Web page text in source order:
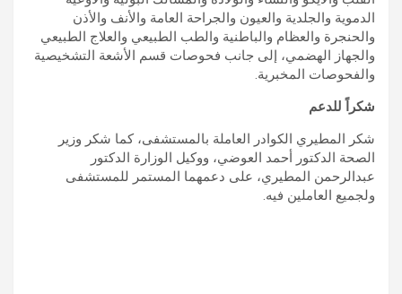
الدموية والجلدية والعيون والجراحة العامة والأنف والأذن
والحنجرة والعظام والباطنية والطب الطبيعي والعلاج الطبيعي
والجهاز الهضمي، إلى جانب فحوصات قسم الأشعة التشخيصية
والفحوصات المخبرية.
شكراً للدعم
شكر المطيري الكوادر العاملة بالمستشفى، كما شكر وزير
الصحة الدكتور أحمد العوضي، ووكيل الوزارة الدكتور
عبدالرحمن المطيري، على دعمهما المستمر للمستشفى
ولجميع العاملين فيه.